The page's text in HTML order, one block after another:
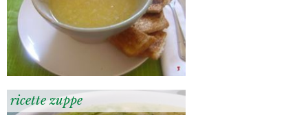
ricette zuppe